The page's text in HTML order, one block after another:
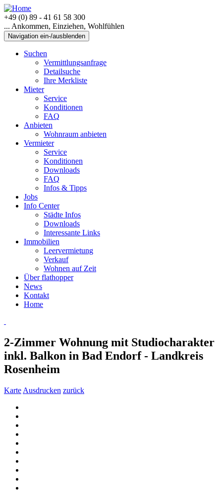
+49 (0) 89 - 41 61 58 300
... Ankommen, Einziehen, Wohlfühlen
Navigation ein-/ausblenden
Suchen
Vermittlungsanfrage
Detailsuche
Ihre Merkliste
Mieter
Service
Konditionen
FAQ
Anbieten
Wohnraum anbieten
Vermieter
Service
Konditionen
Downloads
FAQ
Infos & Tipps
Jobs
Info Center
Städte Infos
Downloads
Interessante Links
Immobilien
Leervermietung
Verkauf
Wohnen auf Zeit
Über flathopper
News
Kontakt
Home
2-Zimmer Wohnung mit Studiocharakter
inkl. Balkon in Bad Endorf - Landkreis
Rosenheim
Karte Ausdrucken zurück